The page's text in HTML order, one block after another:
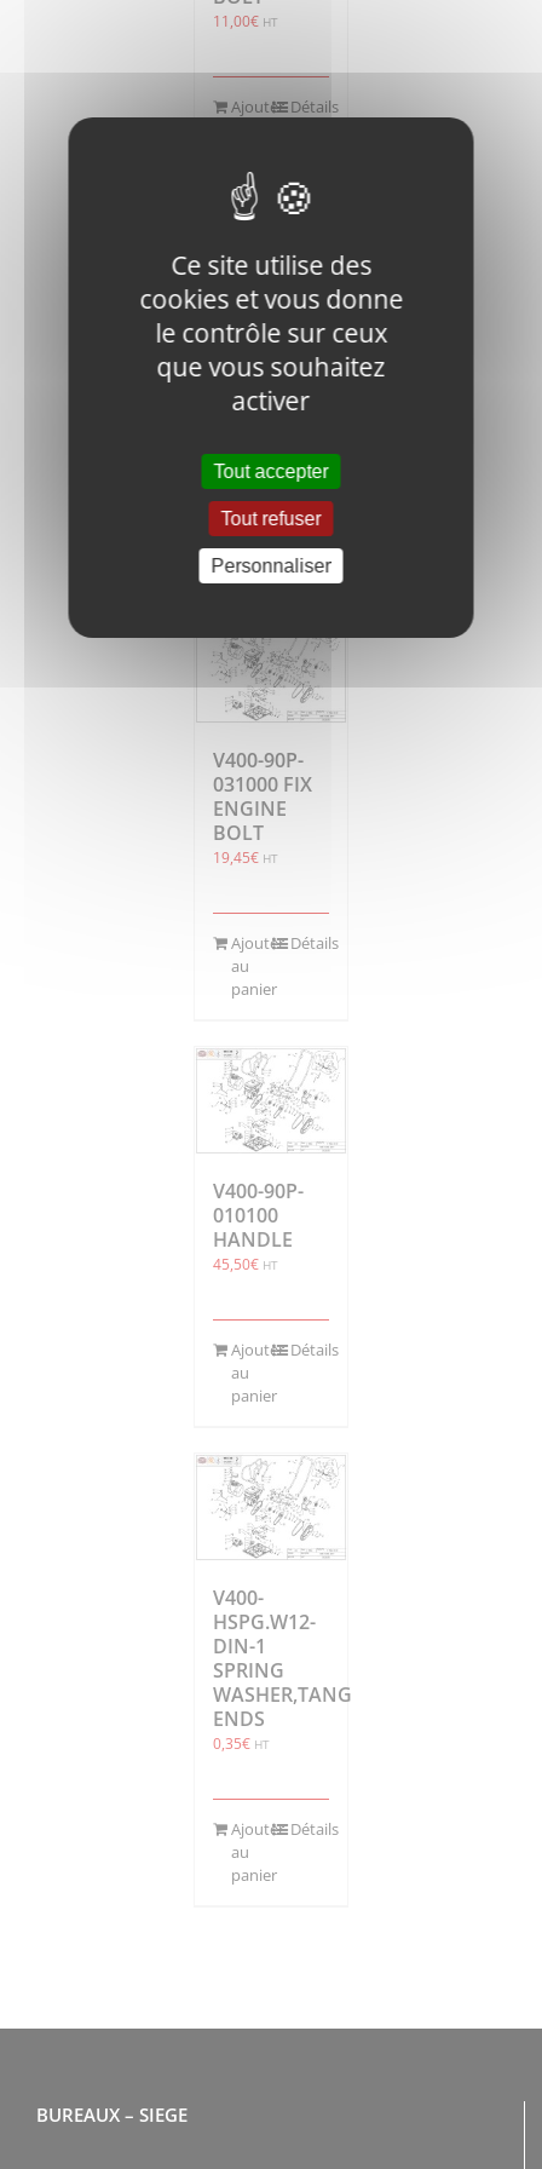
11,00€ HT
Ajouter Détails
M5x15-8.8-
DIN-1 BOLT
Ajouter
au
panier
Détails
V400-90P-
031000 FIX
ENGINE
BOLT
19,45€ HT
Ajouter
au
panier
Détails
V400-90P-
010100
HANDLE
45,50€ HT
Ajouter
au
panier
Détails
V400-
HSPG.W12-
DIN-1
SPRING
WASHER,TANG
ENDS
0,35€ HT
Ajouter
au
panier
Détails
BUREAUX – SIEGE
Ce site utilise des
cookies et vous donne
le contrôle sur ceux
que vous souhaitez
activer
Tout accepter
Tout refuser
Personnaliser